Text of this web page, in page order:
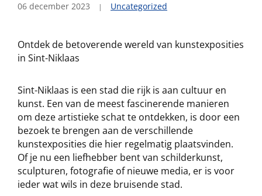
06 december 2023 Uncategorized
Ontdek de betoverende wereld van kunstexposities
in Sint-Niklaas
Sint-Niklaas is een stad die rijk is aan cultuur en
kunst. Een van de meest fascinerende manieren
om deze artistieke schat te ontdekken, is door een
bezoek te brengen aan de verschillende
kunstexposities die hier regelmatig plaatsvinden.
Of je nu een liefhebber bent van schilderkunst,
sculpturen, fotografie of nieuwe media, er is voor
ieder wat wils in deze bruisende stad.